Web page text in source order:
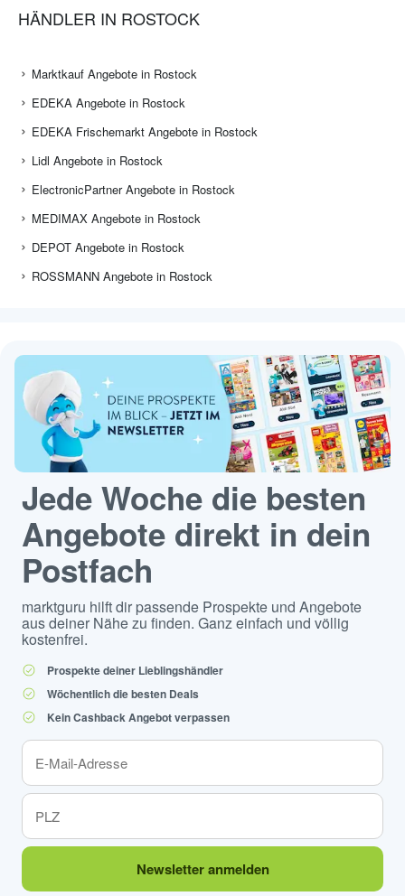
HÄNDLER IN ROSTOCK
Marktkauf Angebote in Rostock
EDEKA Angebote in Rostock
EDEKA Frischemarkt Angebote in Rostock
Lidl Angebote in Rostock
ElectronicPartner Angebote in Rostock
MEDIMAX Angebote in Rostock
DEPOT Angebote in Rostock
ROSSMANN Angebote in Rostock
Jede Woche die besten
Angebote direkt in dein
Postfach
marktguru hilft dir passende Prospekte und Angebote
aus deiner Nähe zu finden. Ganz einfach und völlig
kostenfrei.
Prospekte deiner Lieblingshändler
Wöchentlich die besten Deals
Kein Cashback Angebot verpassen
Newsletter anmelden